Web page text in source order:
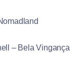
– Bela Vingança